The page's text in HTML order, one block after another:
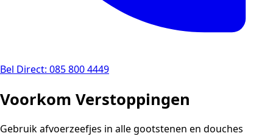
Bel Direct: 085 800 4449
Voorkom Verstoppingen
Gebruik afvoerzeefjes in alle gootstenen en douches